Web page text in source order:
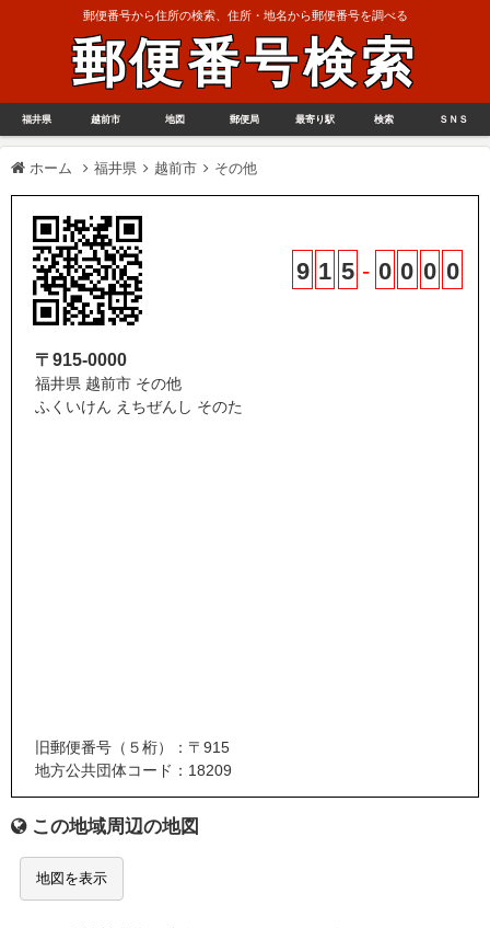
郵便番号から住所の検索、住所・地名から郵便番号を調べる
郵便番号検索
福井県 越前市 地図 郵便局 最寄り駅 検索 ＳＮＳ
ホーム 福井県 越前市 その他
9 1 5 - 0 0 0 0
〒915-0000
福井県 越前市 その他
ふくいけん えちぜんし そのた
旧郵便番号（５桁）：〒915
地方公共団体コード：18209
この地域周辺の地図
地図を表示